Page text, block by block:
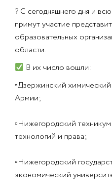
? С сегодняшнего дня и
примут участие
образовательных
области.
В их число вошли:
▫Дзержинский
Армии;
▫Нижегородский
технологий и права;
▫Нижегородский
экономический